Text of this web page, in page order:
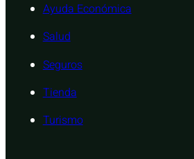
Ayuda Económica
Salud
Seguros
Tienda
Turismo